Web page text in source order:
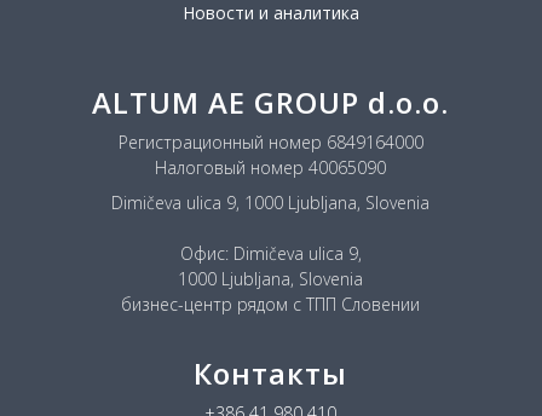
Новости и аналитика
ALTUM AE GROUP d.o.o.
Регистрационный номер 6849164000
Налоговый номер 40065090
Dimičeva ulica 9, 1000 Ljubljana, Slovenia
Офис: Dimičeva ulica 9,
1000 Ljubljana, Slovenia
бизнес-центр рядом с ТПП Словении
Контакты